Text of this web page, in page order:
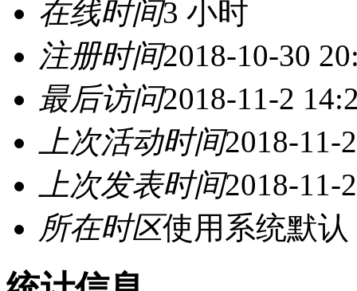
在线时间3 小时
注册时间2018-10-30
最后访问2018-11-2
上次活动时间2018-11-
上次发表时间2018-11-
所在时区使用系统默认